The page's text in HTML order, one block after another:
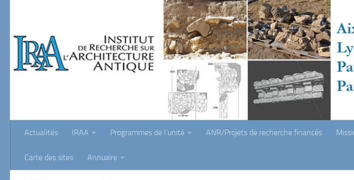
Actualités IRAA Programmes de l’unité ANR/Projets de recherche financés
Carte des sites Annuaire